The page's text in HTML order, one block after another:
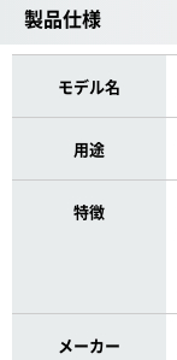
製品仕様
モデル名
用途
特徴
メーカー